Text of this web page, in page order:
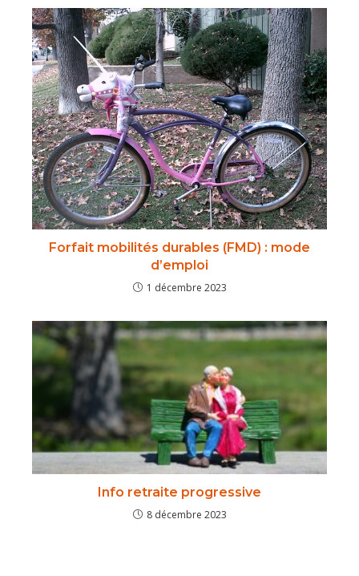
Forfait mobilités durables (FMD) : mode
d’emploi
1 décembre 2023
Info retraite progressive
8 décembre 2023